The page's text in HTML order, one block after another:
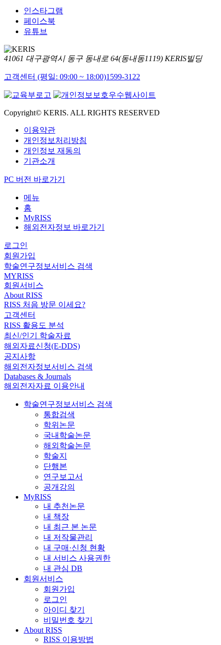
인스타그램
페이스북
유튜브
41061 대구광역시 동구 동내로 64(동내동1119) KERIS빌딩
고객센터 (평일: 09:00 ~ 18:00)1599-3122
Copyright© KERIS. ALL RIGHTS RESERVED
이용약관
개인정보처리방침
개인정보 재동의
기관소개
PC 버전 바로가기
메뉴
홈
MyRISS
해외전자정보 바로가기
로그인
회원가입
학술연구정보서비스 검색
MYRISS
회원서비스
About RISS
RISS 처음 방문 이세요?
고객센터
RISS 활용도 분석
최신/인기 학술자료
해외자료신청(E-DDS)
공지사항
해외전자정보서비스 검색
Databases & Journals
해외전자자료 이용안내
학술연구정보서비스 검색
통합검색
학위논문
국내학술논문
해외학술논문
학술지
단행본
연구보고서
공개강의
MyRISS
내 추천논문
내 책장
내 최근 본 논문
내 저작물관리
내 구매·신청 현황
내 서비스 사용권한
내 관심 DB
회원서비스
회원가입
로그인
아이디 찾기
비밀번호 찾기
About RISS
RISS 이용방법